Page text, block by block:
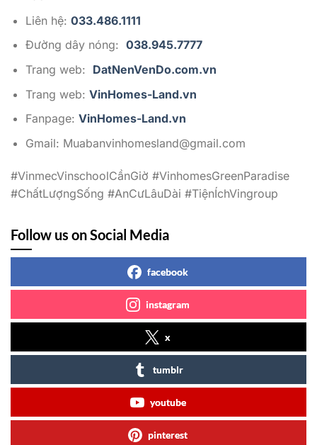
Liên hệ: 033.486.1111
Đường dây nóng: 038.945.7777
Trang web: DatNenVenDo.com.vn
Trang web: VinHomes-Land.vn
Fanpage: VinHomes-Land.vn
Gmail: Muabanvinhomesland@gmail.com
#VinmecVinschoolCầnGiờ #VinhomesGreenParadise
#ChấtLượngSống #AnCưLâuDài #TiệnÍchVingroup
Follow us on Social Media
facebook
instagram
x
tumblr
youtube
pinterest